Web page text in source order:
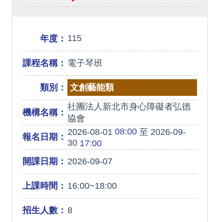
年度： 115
課程名稱： 電子琴班
類別： 文創藝能類
機構名稱：
社團法人新北市身心障礙者弘德
協會
報名日期： 2026-08-01 08:00至 2026-09-
3017:00
開課日期： 2026-09-07
上課時間： 16:00~18:00
招生人數： 8